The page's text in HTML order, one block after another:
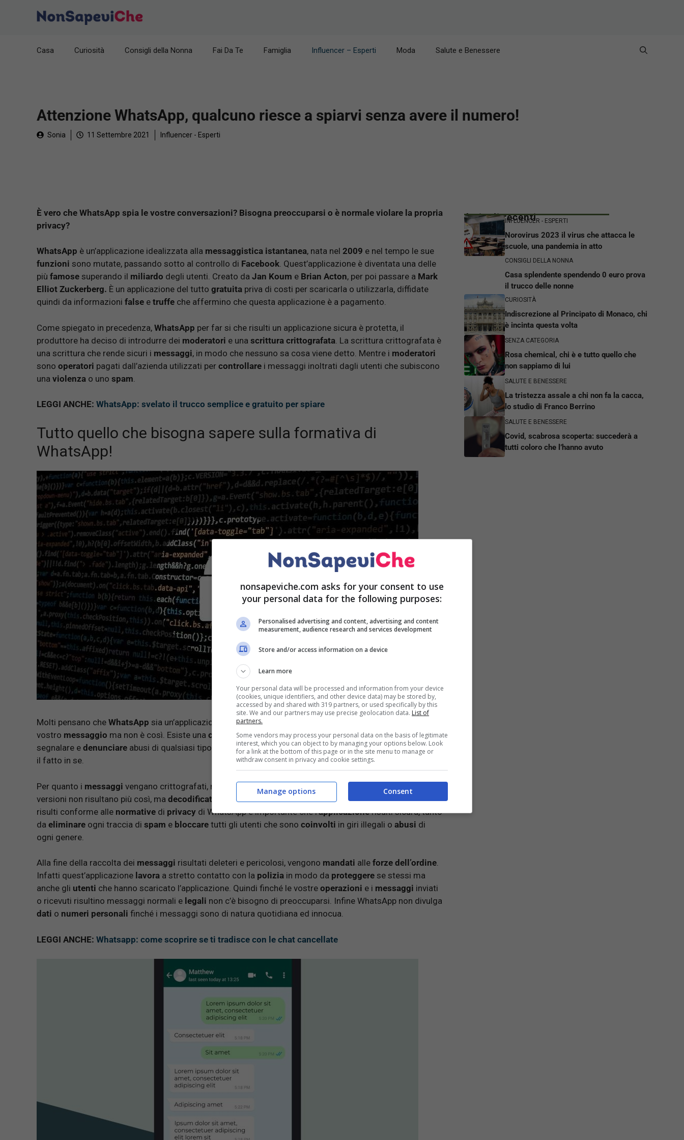
Casa Curiosità Consigli della Nonna Fai Da Te Famiglia Influencer – Esperti Moda Salute e Benessere
Attenzione WhatsApp, qualcuno riesce a spiarvi senza avere il numero!
Sonia 11 Settembre 2021 Influencer - Esperti
È vero che WhatsApp spia le vostre conversazioni? Bisogna preoccuparsi o è normale violare la propria
privacy?
WhatsApp è un’applicazione idealizzata alla messaggistica istantanea, nata nel 2009 e nel tempo le sue
funzioni sono mutate, passando sotto al controllo di Facebook. Quest’applicazione è diventata una delle
più famose superando il miliardo degli utenti. Creato da Jan Koum e Brian Acton, per poi passare a Mark
Elliot Zuckerberg. È un applicazione del tutto gratuita priva di costi per scaricarla o utilizzarla, diffidate
quindi da informazioni false e truffe che affermino che questa applicazione è a pagamento.
Come spiegato in precedenza, WhatsApp per far si che risulti un applicazione sicura è protetta, il
produttore ha deciso di introdurre dei moderatori e una scrittura crittografata . La scrittura crittografata è
una scrittura che rende sicuri i messaggi, in modo che nessuno sa cosa viene detto. Mentre i moderatori
sono operatori pagati dall’azienda utilizzati per controllare i messaggi inoltrati dagli utenti che subiscono
una violenza o uno spam
LEGGI ANCHE: WhatsApp: svelato il trucco semplice e gratuito per spiare
Tutto quello che bisogna sapere sulla formativa di
WhatsApp!
Molti pensano che WhatsApp sia un’applicazione completamente
vostro messaggio ma non è così. Esiste una clausoladella stessa che attesta che un utente èliberodi
segnalare e denunciare abusi di qualsiasi tipo, mandando unfeedbackcon leconversazioniche attestino
il fatto in se.
Per quanto i messaggi vengano crittografati, nel momento dell’ abuso commesso o ricevuto, queste
versioni non risultano più così, ma decodificati inviati
ai moderatori dell’applicazione. Per quanto non
risulti conforme alle normative di privacy di WhatsApp è importante che l’applicazionerisulti sicura, tanto
da eliminare ogni traccia di spam e bloccare tutti gli utenti che sono coinvolti in giri illegali o abusi di
ogni genere.
Alla fine della raccolta dei messaggi risultati deleteri e pericolosi, vengono mandati alle forze dell’ordine.
Infatti quest’applicazione lavora a stretto contatto con la polizia in modo da proteggere se stessi ma
anche gli utenti che hanno scaricato l’applicazione. Quindi finché le vostre operazioni e i messaggi inviati
o ricevuti risultino messaggi normali e legali non c’è bisogno di preoccuparsi. Infine WhatsApp non divulga
dati o numeri personali finché i messaggi sono di natura quotidiana ed innocua.
LEGGI ANCHE: Whatsapp: come scoprire se ti tradisce con le chat cancellate
Articoli recentiINFLUENCER - ESPERTI
Norovirus 2023 il virus che attacca le
scuole, una pandemia in atto
CONSIGLI DELLA NONNA
Casa splendente spendendo 0 euro prova
il trucco delle nonne
CURIOSITÀ
Indiscrezione al Principato di Monaco, chi
è incinta questa volta
SENZA CATEGORIA
Rosa chemical, chi è e tutto quello che
non sappiamo di lui
SALUTE E BENESSERE
La tristezza assale a chi non fa la cacca,
lo studio di Franco Berrino
SALUTE E BENESSERE
Covid, scabrosa scoperta: succederà a
tutti coloro che l’hanno avuto
nonsapeviche.com asks for your consent to use
your personal data for the following purposes:
Personalised advertising and content, advertising and content
measurement, audience research and services development
Store and/or access information on a device
Learn more
Your personal data will be processed and information from your device
(cookies, unique identifiers, and other device data) may be stored by,
accessed by and shared with 319 partners, or used specifically by this
site. We and our partners may use precise geolocation data. List of
partners.
Some vendors may process your personal data on the basis of legitimate
interest, which you can object to by managing your options below. Look
for a link at the bottom of this page or in the site menu to manage or
withdraw consent in privacy and cookie settings.
Consent
Manage options